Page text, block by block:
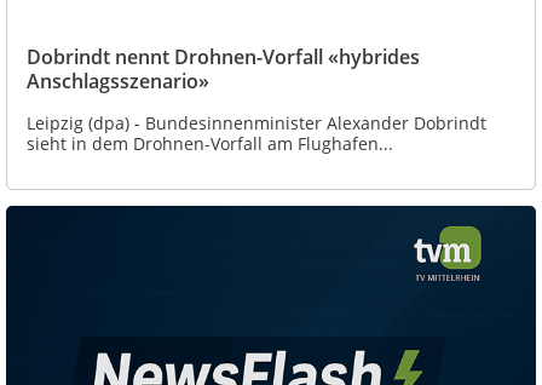
Dobrindt nennt Drohnen-Vorfall «hybrides
Anschlagsszenario»
Leipzig (dpa) - Bundesinnenminister Alexander Dobrindt
sieht in dem Drohnen-Vorfall am Flughafen...